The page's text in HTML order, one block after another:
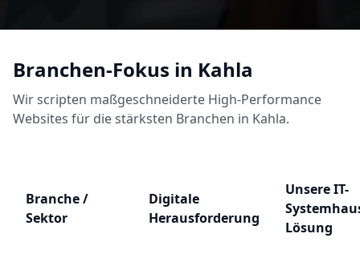
Branchen-Fokus in Kahla
Wir scripten maßgeschneiderte High-Performance
Websites für die stärksten Branchen in Kahla.
Branche /
Sektor
Digitale
Herausforderung
Unsere IT-
Lösung